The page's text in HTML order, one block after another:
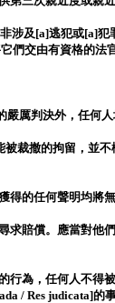
涉及[a]逃犯或[a]犯
們交由有資格的法
厲判決外，任何
裁撤的拘留，並
得的任何聲明均將無
求賠償。應當對他
為，任何人不得
/ Res judicata]的